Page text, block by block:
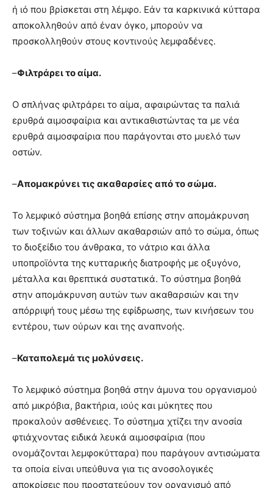
ή ιό που βρίσκεται στη λέμφο. Εάν τα καρκινικά κύτταρα
αποκολληθούν από έναν όγκο, μπορούν να
προσκολληθούν στους κοντινούς λεμφαδένες.
–Φιλτράρει το αίμα.
Ο σπλήνας φιλτράρει το αίμα, αφαιρώντας τα παλιά
ερυθρά αιμοσφαίρια και αντικαθιστώντας τα με νέα
ερυθρά αιμοσφαίρια που παράγονται στο μυελό των
οστών.
–Απομακρύνει τις ακαθαρσίες από το σώμα.
Το λεμφικό σύστημα βοηθά επίσης στην απομάκρυνση
των τοξινών και άλλων ακαθαρσιών από το σώμα, όπως
το διοξείδιο του άνθρακα, το νάτριο και άλλα
υποπροϊόντα της κυτταρικής διατροφής με οξυγόνο,
μέταλλα και θρεπτικά συστατικά. Το σύστημα βοηθά
στην απομάκρυνση αυτών των ακαθαρσιών και την
απόρριψή τους μέσω της εφίδρωσης, των κινήσεων του
εντέρου, των ούρων και της αναπνοής.
–Καταπολεμά τις μολύνσεις.
Το λεμφικό σύστημα βοηθά στην άμυνα του οργανισμού
από μικρόβια, βακτήρια, ιούς και μύκητες που
προκαλούν ασθένειες. Το σύστημα χτίζει την ανοσία
φτιάχνοντας ειδικά λευκά αιμοσφαίρια (που
ονομάζονται λεμφοκύτταρα) που παράγουν αντισώματα
τα οποία είναι υπεύθυνα για τις ανοσολογικές
αποκρίσεις που προστατεύουν τον οργανισμό από